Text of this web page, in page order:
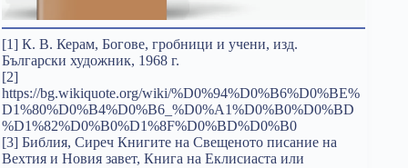
[1] К. В. Керам, Богове, гробници и учени, изд.
Български художник, 1968 г.
[2]
https://bg.wikiquote.org/wiki/%D0%94%D0%B6%D0%BE%
D1%80%D0%B4%D0%B6_%D0%A1%D0%B0%D0%BD
%D1%82%D0%B0%D1%8F%D0%BD%D0%B0
[3] Библия, Сиреч Книгите на Свещеното писание на
Вехтия и Новия завет, Книга на Еклисиаста или